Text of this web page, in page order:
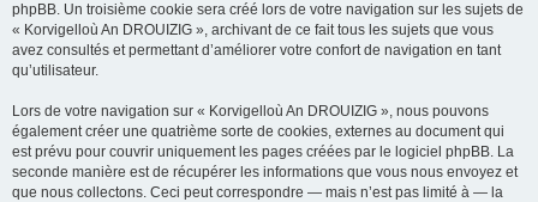
phpBB. Un troisième cookie sera créé lors de votre navigation sur les sujets de
« Korvigelloù An DROUIZIG », archivant de ce fait tous les sujets que vous
avez consultés et permettant d’améliorer votre confort de navigation en tant
qu’utilisateur.
Lors de votre navigation sur « Korvigelloù An DROUIZIG », nous pouvons
également créer une quatrième sorte de cookies, externes au document qui
est prévu pour couvrir uniquement les pages créées par le logiciel phpBB. La
seconde manière est de récupérer les informations que vous nous envoyez et
que nous collectons. Ceci peut correspondre — mais n’est pas limité à — la